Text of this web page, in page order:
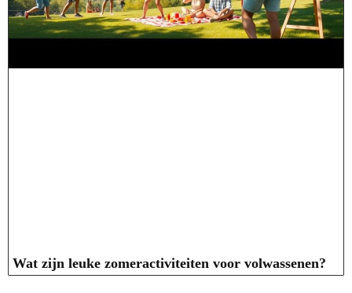
Wat zijn leuke zomeractiviteiten voor volwassenen?